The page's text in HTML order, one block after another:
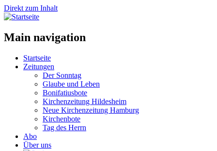
Direkt zum Inhalt
Main navigation
Startseite
Zeitungen
Der Sonntag
Glaube und Leben
Bonifatiusbote
Kirchenzeitung Hildesheim
Neue Kirchenzeitung Hamburg
Kirchenbote
Tag des Herrn
Abo
Über uns